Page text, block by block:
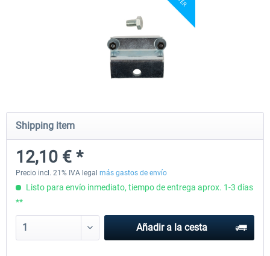
Wheel Stand Pro - Farm Truck
199,65 € *
Shipping item
12,10 € *
Precio incl. 21% IVA legal más gastos de envío
Listo para envío inmediato, tiempo de entrega aprox. 1-3 días
**
Añadir a la cesta